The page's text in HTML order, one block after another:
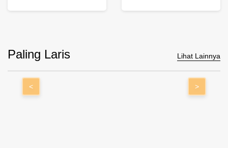
Paling Laris Lihat Lainnya
< >